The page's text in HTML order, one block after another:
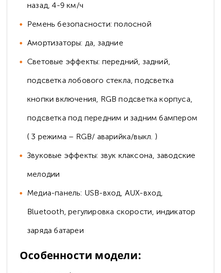
назад, 4-9 км/ч
Ремень безопасности: полосной
Амортизаторы: да, задние
Световые эффекты: передний, задний,
подсветка лобового стекла, подсветка
кнопки включения, RGB подсветка корпуса,
подсветка под передним и задним бампером
( 3 режима – RGB/ аварийка/выкл. )
Звуковые эффекты: звук клаксона, заводские
мелодии
Медиа-панель: USB-вход, AUX-вход,
Bluetooth, регулировка скорости, индикатор
заряда батареи
Особенности модели: